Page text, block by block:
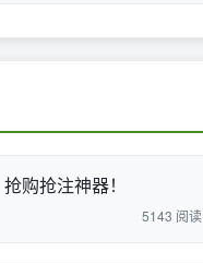
购抢注神器！
5143 阅读